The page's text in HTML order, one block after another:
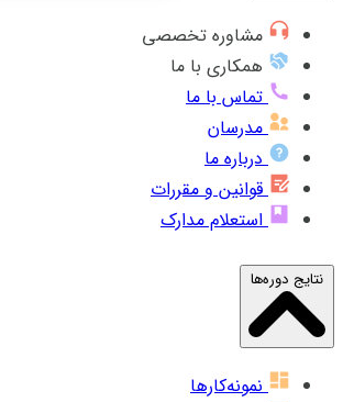
مشاوره تخصصی
همکاری با ما
تماس با ما
مدرسان
درباره ما
قوانین و مقررات
استعلام مدارک
نتایج دوره‌ها
نمونه‌کارها